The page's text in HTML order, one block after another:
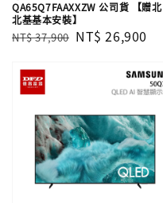
QA65Q7FAAXXZW 公司貨 【贈北
北基基本安裝】
Regular
NT$ 37,900 Sale
NT$ 26,900